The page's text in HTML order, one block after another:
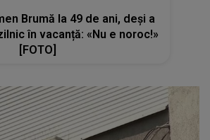
Brumă la 49 de ani, deși a
în vacanță: «Nu e noroc!»
[FOTO]